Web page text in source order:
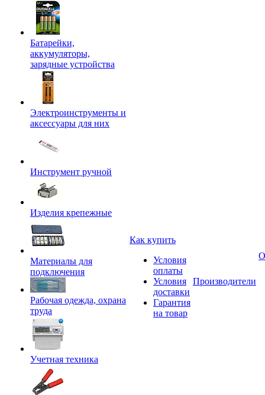
Батарейки,
аккумуляторы,
зарядные устройства
Электроинструменты и
аксессуары для них
Инструмент ручной
Изделия крепежные
Материалы для
подключения
Рабочая одежда, охрана
труда
Учетная техника
Как купить
Условия
оплаты
Условия
доставки
Гарантия
на товар
Производители